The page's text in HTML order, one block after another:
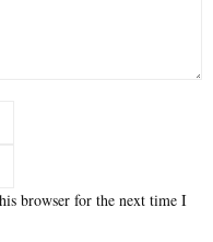
browser for the next time I